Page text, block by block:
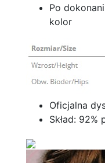
Po
kolor
Oficjalna
Skład: 92%